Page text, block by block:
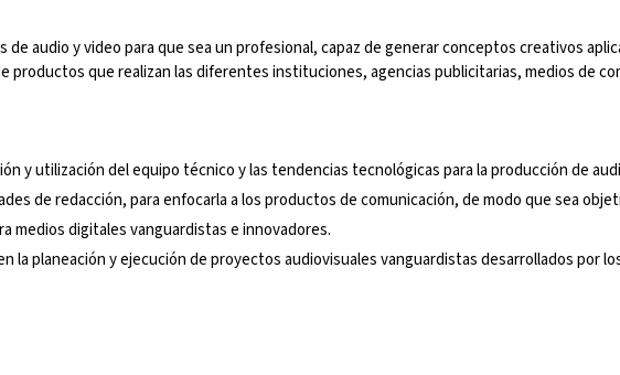
de audio y video para que sea un profesional, capaz de generar conceptos creativos
productos que realizan las diferentes instituciones, agencias publicitarias, medios de
y utilización del equipo técnico y las tendencias tecnológicas para la producción de
de redacción, para enfocarla a los productos de comunicación, de modo que sea
medios digitales vanguardistas e innovadores.
la planeación y ejecución de proyectos audiovisuales vanguardistas desarrollados por